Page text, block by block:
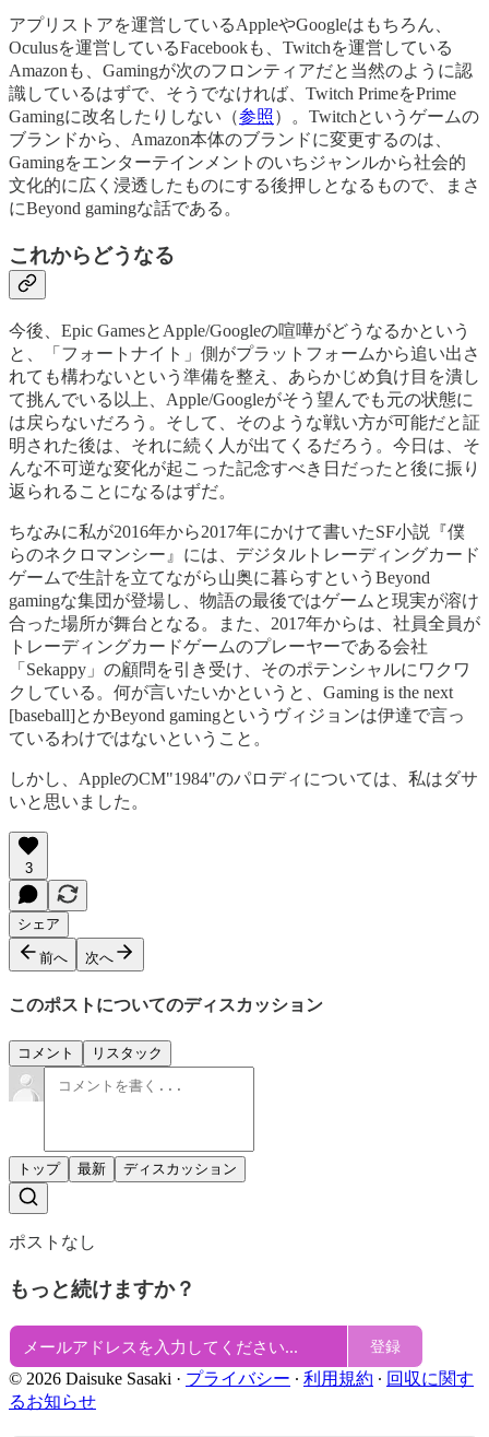
アプリストアを運営しているAppleやGoogleはもちろん、
Oculusを運営しているFacebookも、Twitchを運営している
Amazonも、Gamingが次のフロンティアだと当然のように認
識しているはずで、そうでなければ、Twitch PrimeをPrime
Gamingに改名したりしない（参照）。Twitchというゲームの
ブランドから、Amazon本体のブランドに変更するのは、
Gamingをエンターテインメントのいちジャンルから社会的
文化的に広く浸透したものにする後押しとなるもので、まさ
にBeyond gamingな話である。
これからどうなる
今後、Epic GamesとApple/Googleの喧嘩がどうなるかという
と、「フォートナイト」側がプラットフォームから追い出さ
れても構わないという準備を整え、あらかじめ負け目を潰し
て挑んでいる以上、Apple/Googleがそう望んでも元の状態に
は戻らないだろう。そして、そのような戦い方が可能だと証
明された後は、それに続く人が出てくるだろう。今日は、そ
んな不可逆な変化が起こった記念すべき日だったと後に振り
返られることになるはずだ。
ちなみに私が2016年から2017年にかけて書いたSF小説『僕
らのネクロマンシー』には、デジタルトレーディングカード
ゲームで生計を立てながら山奥に暮らすというBeyond
gamingな集団が登場し、物語の最後ではゲームと現実が溶け
合った場所が舞台となる。また、2017年からは、社員全員が
トレーディングカードゲームのプレーヤーである会社
「Sekappy」の顧問を引き受け、そのポテンシャルにワクワ
クしている。何が言いたいかというと、Gaming is the next
[baseball]とかBeyond gamingというヴィジョンは伊達で言っ
ているわけではないということ。
しかし、AppleのCM"1984"のパロディについては、私はダサ
いと思いました。
3
シェア
前へ 次へ
このポストについてのディスカッション
コメント リスタック
トップ 最新 ディスカッション
ポストなし
もっと続けますか？
登録
© 2026 Daisuke Sasaki · プライバシー ∙ 利用規約 ∙ 回収に関す
るお知らせ